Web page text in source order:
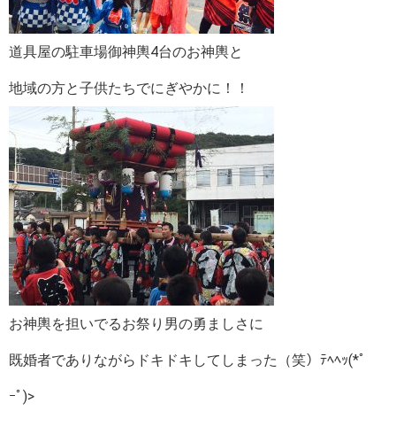
道具屋の駐車場御神輿4台のお神輿と
地域の方と子供たちでにぎやかに！！
お神輿を担いでるお祭り男の勇ましさに
既婚者でありながらドキドキしてしまった（笑）ﾃﾍﾍｯ(*ﾟ
ｰﾟ)>